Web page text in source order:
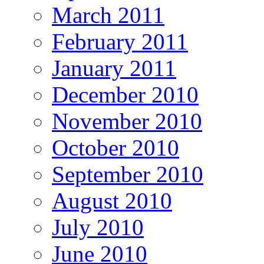
March 2011
February 2011
January 2011
December 2010
November 2010
October 2010
September 2010
August 2010
July 2010
June 2010